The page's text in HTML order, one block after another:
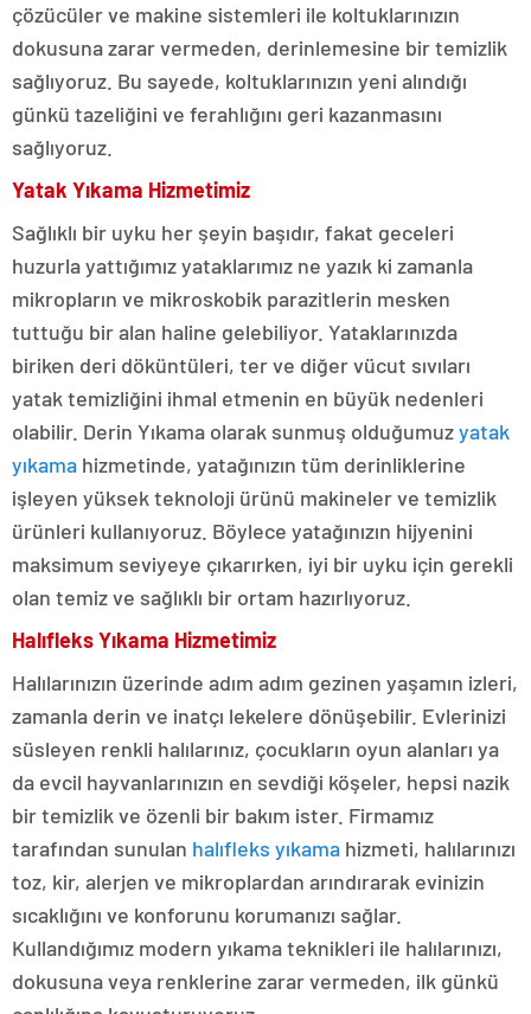
çözücüler ve makine sistemleri ile koltuklarınızın
dokusuna zarar vermeden, derinlemesine bir temizlik
sağlıyoruz. Bu sayede, koltuklarınızın yeni alındığı
günkü tazeliğini ve ferahlığını geri kazanmasını
sağlıyoruz.
Yatak Yıkama Hizmetimiz
Sağlıklı bir uyku her şeyin başıdır, fakat geceleri
huzurla yattığımız yataklarımız ne yazık ki zamanla
mikropların ve mikroskobik parazitlerin mesken
tuttuğu bir alan haline gelebiliyor. Yataklarınızda
biriken deri döküntüleri, ter ve diğer vücut sıvıları
yatak temizliğini ihmal etmenin en büyük nedenleri
olabilir. Derin Yıkama olarak sunmuş olduğumuzyatak
yıkama hizmetinde, yatağınızın tüm derinliklerine
işleyen yüksek teknoloji ürünü makineler ve temizlik
ürünleri kullanıyoruz. Böylece yatağınızın hijyenini
maksimum seviyeye çıkarırken, iyi bir uyku için gerekli
olan temiz ve sağlıklı bir ortam hazırlıyoruz.
Halıfleks Yıkama Hizmetimiz
Halılarınızın üzerinde adım adım gezinen yaşamın izleri,
zamanla derin ve inatçı lekelere dönüşebilir. Evlerinizi
süsleyen renkli halılarınız, çocukların oyun alanları ya
da evcil hayvanlarınızın en sevdiği köşeler, hepsi nazik
bir temizlik ve özenli bir bakım ister. Firmamız
tarafından sunulan halıfleks yıkama hizmeti, halılarınızı
toz, kir, alerjen ve mikroplardan arındırarak evinizin
sıcaklığını ve konforunu korumanızı sağlar.
Kullandığımız modern yıkama teknikleri ile halılarınızı,
dokusuna veya renklerine zarar vermeden, ilk günkü